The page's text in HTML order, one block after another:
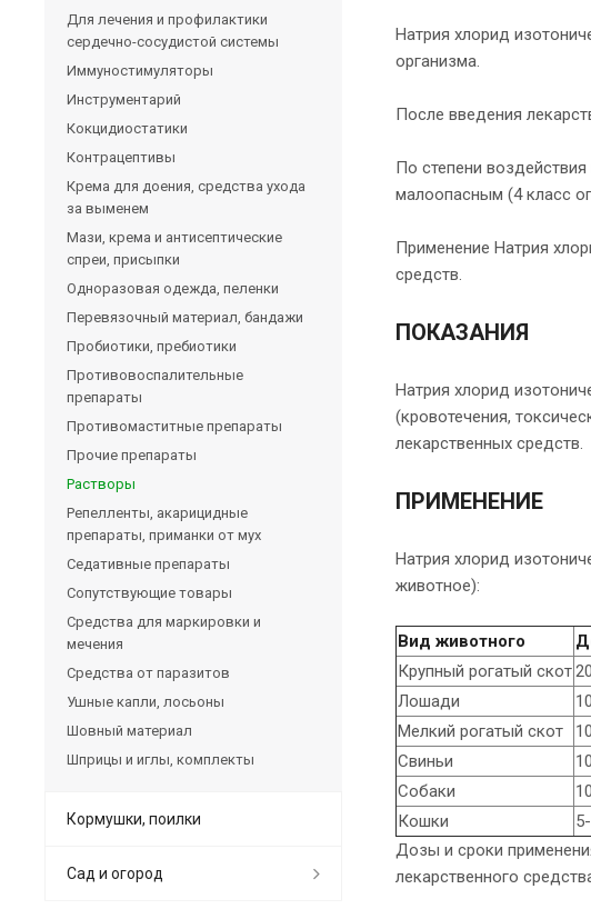
Натрия хлорид
организма.
После введения
По степени
малоопасным (4 класс
Применение Натрия
средств.
ПОКАЗАНИЯ
Натрия хлорид
(кровотечения,
лекарственных средств.
ПРИМЕНЕНИЕ
Натрия хлорид
животное):
Вид животного
Крупный рогатый скот
Лошади
Мелкий рогатый скот
Свиньи
Собаки
Кошки
Дозы и сроки
лекарственного
Для лечения и профилактики
сердечно-сосудистой системы
Иммуностимуляторы
Инструментарий
Кокцидиостатики
Контрацептивы
Крема для доения, средства ухода
за выменем
Мази, крема и антисептические
спреи, присыпки
Одноразовая одежда, пеленки
Перевязочный материал, бандажи
Пробиотики, пребиотики
Противовоспалительные
препараты
Противомаститные препараты
Прочие препараты
Растворы
Репелленты, акарицидные
препараты, приманки от мух
Седативные препараты
Сопутствующие товары
Средства для маркировки и
мечения
Средства от паразитов
Ушные капли, лосьоны
Шовный материал
Шприцы и иглы, комплекты
Кормушки, поилки
Сад и огород